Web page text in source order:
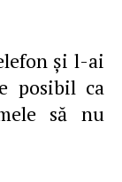
şi l-ai
posibil ca
să nu